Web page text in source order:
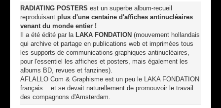
RADIATING POSTERS est un superbe album-recueil
reproduisant plus d'une centaine d'affiches antinucléaires
venant du monde entier !
Il a été édité par la LAKA FONDATION (mouvement hollandais
qui archive et partage en publications web et imprimées tous
les supports de communications graphiques antinucléaires,
pour l'essentiel les affiches et posters, mais également les
albums BD, revues et fanzines).
AFLALLO Com & Graphisme est un peu le LAKA FONDATION
français... et se devait naturellement de promouvoir le travail
des compagnons d'Amsterdam.